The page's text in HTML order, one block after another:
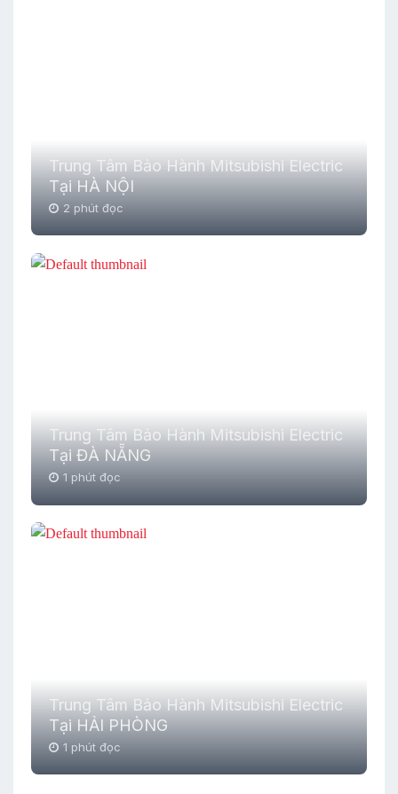
Trung Tâm Bảo Hành Mitsubishi Electric
Tại HÀ NỘI
2 phút đọc
Trung Tâm Bảo Hành Mitsubishi Electric
Tại ĐÀ NẴNG
1 phút đọc
Trung Tâm Bảo Hành Mitsubishi Electric
Tại HẢI PHÒNG
1 phút đọc